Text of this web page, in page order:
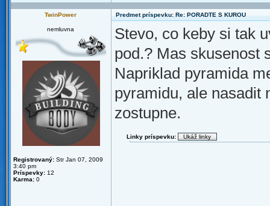
TwinPower Predmet príspevku: Re: PORADTE S KUROU
nemluvna
Registrovaný: Str Jan 07, 2009
3:40 pm
Príspevky: 12
Karma: 0
Stevo, co keby si tak
pod.? Mas skusenost
Napriklad pyramida
pyramidu, ale nasadit
zostupne.
Linky príspevku: